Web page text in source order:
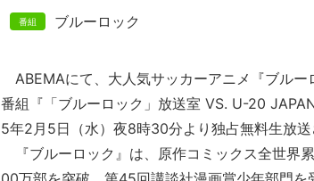
ブルーロック
ABEMAにて、大人気サッカーアニメ『ブルー
番組『「ブルーロック」放送室 VS. U-20
5年2月5日（水）夜8時30分より独占無料生放送
『ブルーロック』は、原作コミックス全世界